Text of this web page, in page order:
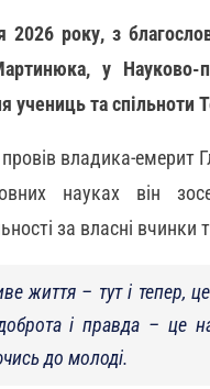
2026 року, з
у Науково-
учениць та спільноти
провів владика-емерит
науках він
за власні
життя – тут і тепер,
і правда – це
до молоді.